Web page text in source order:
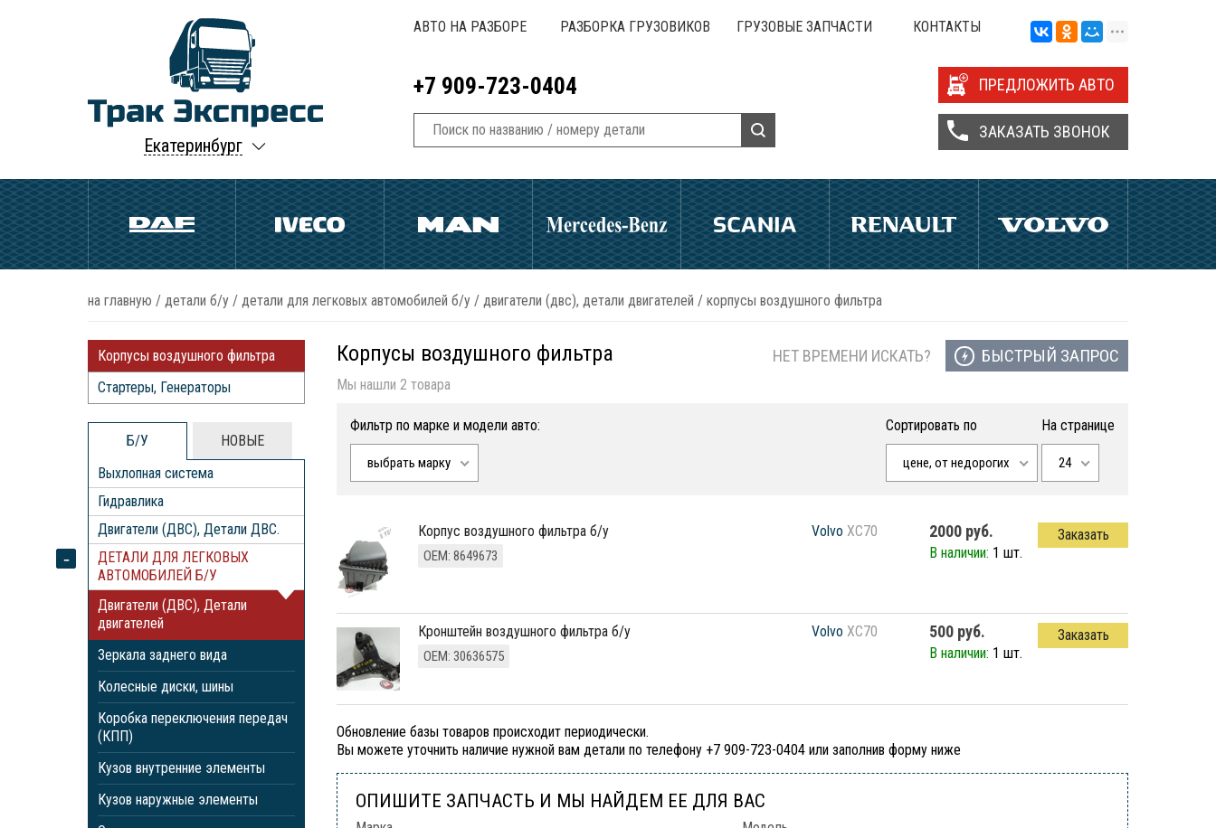
Екатеринбург
АВТО НА РАЗБОРЕ РАЗБОРКА ГРУЗОВИКОВ ГРУЗОВЫЕ ЗАПЧАСТИ КОНТАКТЫ
+7 909-723-0404 ПРЕДЛОЖИТЬ АВТО
ЗАКАЗАТЬ ЗВОНОК
на главную / детали б/у / детали для легковых автомобилей б/у / двигатели (двс), детали двигателей / корпусы воздушного фильтра
Корпусы воздушного фильтра
Стартеры, Генераторы
Б/У
НОВЫЕ
Выхлопная система
Гидравлика
Двигатели (ДВС), Детали ДВС.
ДЕТАЛИ ДЛЯ ЛЕГКОВЫХ
АВТОМОБИЛЕЙ Б/У
Двигатели (ДВС), Детали
двигателей
Зеркала заднего вида
Колесные диски, шины
Коробка переключения передач
(КПП)
Кузов внутренние элементы
Кузов наружные элементы
Корпусы воздушного фильтра
Мы нашли 2 товара
НЕТ ВРЕМЕНИ ИСКАТЬ? БЫСТРЫЙ ЗАПРОС
Фильтр по марке и модели авто:
выбрать марку
Сортировать по
цене, от недорогих
На странице
24
корпус воздушного фильтра б/у
ОЕМ: 8649673
Volvo XC70 2000 руб.
В наличии: 1 шт.
Заказать
кронштейн воздушного фильтра б/у
ОЕМ: 30636575
Volvo XC70 500 руб.
В наличии: 1 шт.
Заказать
Обновление базы товаров происходит периодически.
Вы можете уточнить наличие нужной вам детали по телефону +7 909-723-0404 или заполнив форму ниже
ОПИШИТЕ ЗАПЧАСТЬ И МЫ НАЙДЕМ ЕЕ ДЛЯ ВАС